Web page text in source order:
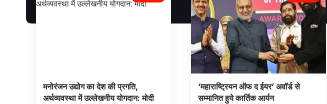
मनोरंजन उद्योग का देश की प्रगति,
अर्थव्यवस्था में उल्लेखनीय योगदान: मोदी
‘महाराष्ट्रियन ऑफ द ईयर’ अवॉर्ड से
सम्मानित हुये कार्तिक आर्यन